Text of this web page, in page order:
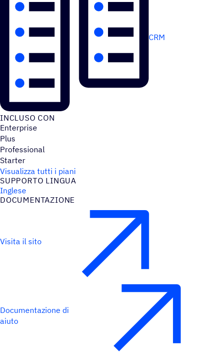
CRM
INCLUSO CON
Enterprise
Plus
Professional
Starter
Visualizza tutti i piani
SUPPORTO LINGUA
Inglese
DOCU­MEN­TA­ZIONE
Visita il sito
Documentazione di
aiuto